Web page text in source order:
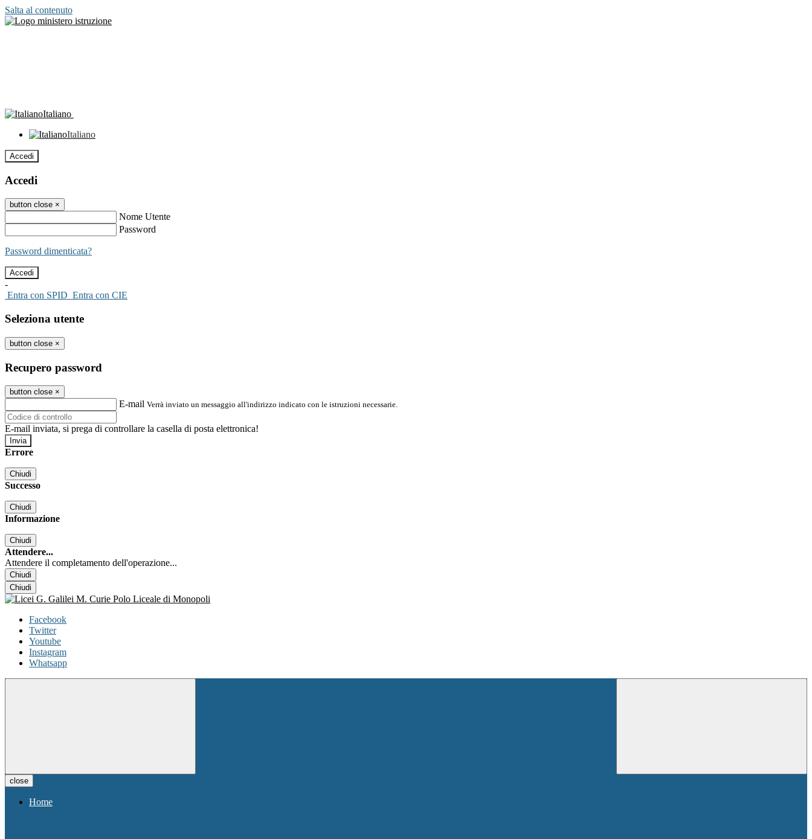
Salta al contenuto
Italiano
Italiano
Accedi
Accedi
button close ×
Nome Utente
Password
Password dimenticata?
-
Entra con SPID Entra con CIE
Seleziona utente
button close ×
Recupero password
button close ×
E-mail Verrà inviato un messaggio all'indirizzo indicato con le istruzioni necessarie.
E-mail inviata, si prega di controllare la casella di posta elettronica!
Errore
Chiudi
Successo
Chiudi
Informazione
Chiudi
Attendere...
Attendere il completamento dell'operazione...
Chiudi
Chiudi
Facebook
Twitter
Youtube
Instagram
Whatsapp
close
Home